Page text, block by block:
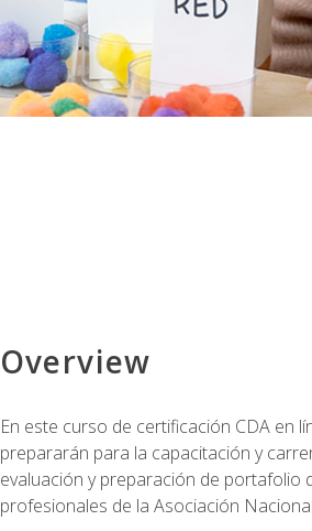
Overview
En este curso de certificación CDA en
prepararán para la capacitación y
evaluación y preparación de
profesionales de la Asociación